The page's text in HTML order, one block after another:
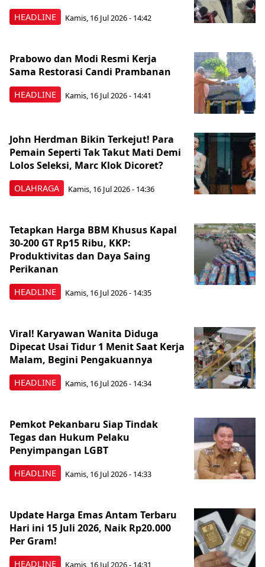
HEADLINE Kamis, 16 Jul 2026 - 14:42
HEADLINE
Prabowo dan Modi Resmi Kerja
Sama Restorasi Candi Prambanan
Kamis, 16 Jul 2026 - 14:41
OLAHRAGA
John Herdman Bikin Terkejut! Para
Pemain Seperti Tak Takut Mati Demi
Lolos Seleksi, Marc Klok Dicoret?
Kamis, 16 Jul 2026 - 14:36
HEADLINE
Tetapkan Harga BBM Khusus Kapal
30-200 GT Rp15 Ribu, KKP:
Produktivitas dan Daya Saing
Perikanan
Kamis, 16 Jul 2026 - 14:35
HEADLINE
Viral! Karyawan Wanita Diduga
Dipecat Usai Tidur 1 Menit Saat Kerja
Malam, Begini Pengakuannya
Kamis, 16 Jul 2026 - 14:34
HEADLINE
Pemkot Pekanbaru Siap Tindak
Tegas dan Hukum Pelaku
Penyimpangan LGBT
Kamis, 16 Jul 2026 - 14:33
HEADLINE
Update Harga Emas Antam Terbaru
Hari ini 15 Juli 2026, Naik Rp20.000
Per Gram!
Kamis, 16 Jul 2026 - 14:31